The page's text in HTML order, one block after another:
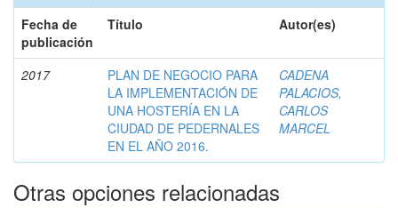
Fecha de
publicación
Título Autor(es)
2017
PLAN DE NEGOCIO PARA
LA IMPLEMENTACIÓN DE
UNA HOSTERÍA EN LA
CIUDAD DE PEDERNALES
EN EL AÑO 2016.
CADENA
PALACIOS,
CARLOS
MARCEL
Otras opciones relacionadas